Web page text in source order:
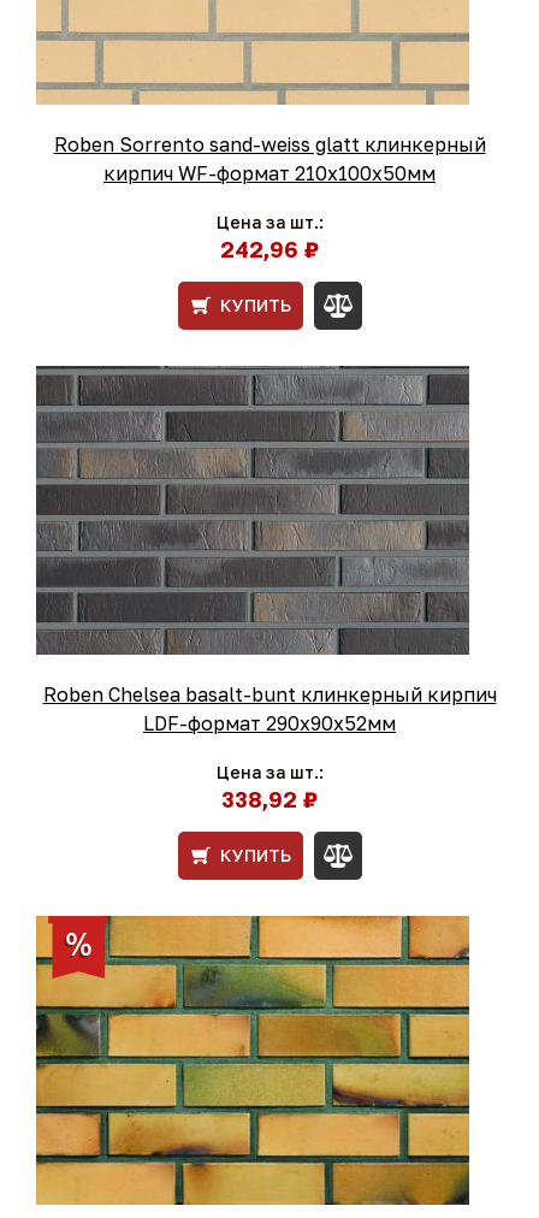
Roben Sorrento sand-weiss glatt клинкерный
кирпич WF-формат 210x100x50мм
Цена за шт.:
242,96 ₽
КУПИТЬ
Roben Chelsea basalt-bunt клинкерный кирпич
LDF-формат 290x90x52мм
Цена за шт.:
338,92 ₽
КУПИТЬ